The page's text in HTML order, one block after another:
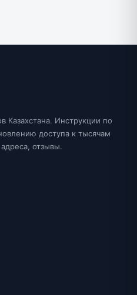
Казахстана. Инструкции по
доступа к тысячам
отзывы.